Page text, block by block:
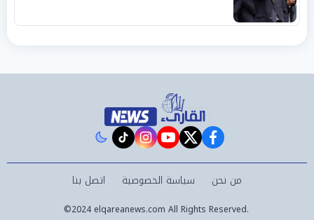
facebook
twitter
youtube
instagram
tiktok
من نحن سياسة الخصوصية اتصل بنا
©2024 elqareanews.com All Rights Reserved.